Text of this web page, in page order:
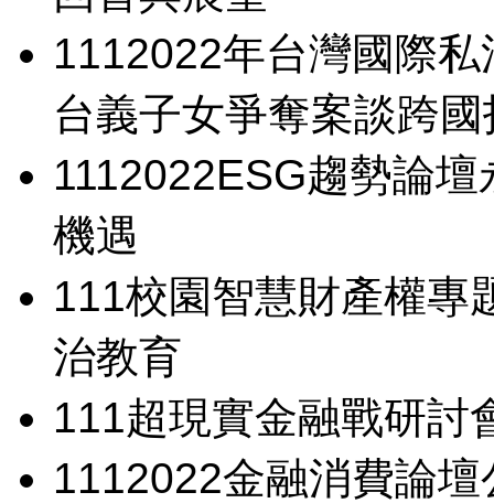
1112022年台灣國際
台義子女爭奪案談跨
1112022ESG趨勢論壇
機遇
111校園智慧財產權專
治教育
111超現實金融戰研討
1112022金融消費論壇